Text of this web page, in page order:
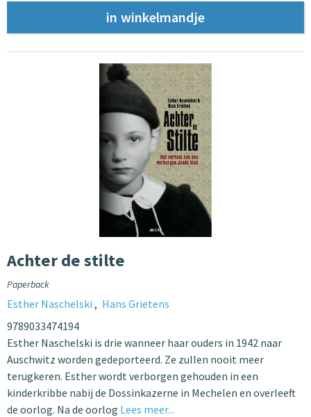
Achter de stilte
Paperback
Esther Naschelski
Hans Grietens
9789033474194
Esther Naschelski is drie wanneer haar ouders in 1942 naar
Auschwitz worden gedeporteerd. Ze zullen nooit meer
terugkeren. Esther wordt verborgen gehouden in een
kinderkribbe nabij de Dossinkazerne in Mechelen en overleeft
de oorlog. Na de oorlog Lees meer...